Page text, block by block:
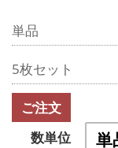
単品
5枚セット
ご注文
数単位